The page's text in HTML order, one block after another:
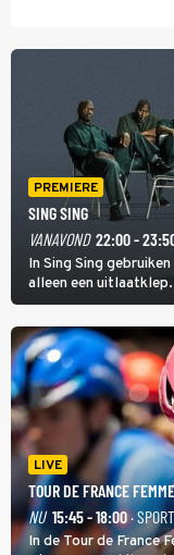
PREMIERE
SING SING
VANAVOND 22:00 -
In Sing Sing
alleen een uitlaatklep.
LIVE
TOUR DE FRANCE
NU 15:45 - 18:00· SPORT
In de Tour de France